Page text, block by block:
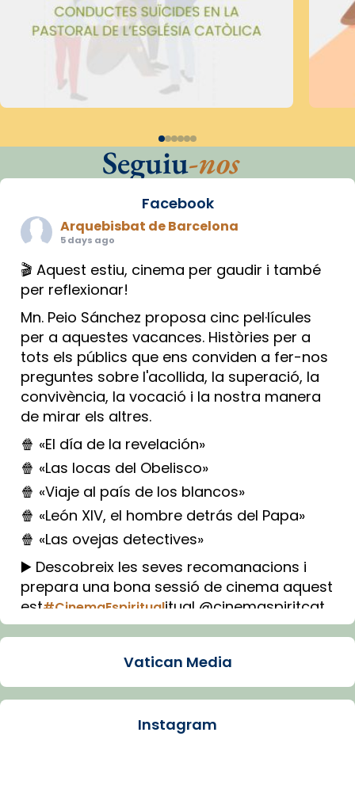
Seguiu-nos
Facebook
Arquebisbat de Barcelona
5 days ago
🎬 Aquest estiu, cinema per gaudir i també
per reflexionar!
Mn. Peio Sánchez proposa cinc pel·lícules
per a aquestes vacances. Històries per a
tots els públics que ens conviden a fer-nos
preguntes sobre l'acollida, la superació, la
convivència, la vocació i la nostra manera
de mirar els altres.
🍿 «El día de la revelación»
🍿 «Las locas del Obelisco»
🍿 «Viaje al país de los blancos»
🍿 «León XIV, el hombre detrás del Papa»
🍿 «Las ovejas detectives»
▶️ Descobreix les seves recomanacions i
prepara una bona sessió de cinema aquest
est#CinemaEspiritualitual @cinemaspiritcat
Imatge: Generada amb IA (OpenAI)
Arquebisbat de Barcelona
Vatican Media
Instagram